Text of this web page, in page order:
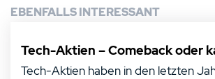
EBENFALLS INTERESSANT
Tech-Aktien – Comeback oder
Tech-Aktien haben in den letzten